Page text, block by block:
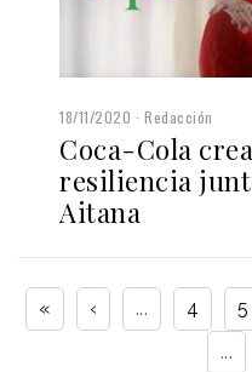
18/11/2020 Redacción
Coca-Cola
resiliencia
Aitana
« ‹ ... 4 5
...